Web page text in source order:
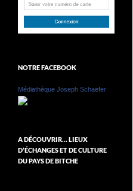
NOTRE FACEBOOK
Médiathèque Joseph Schaefer
A DÉCOUVRIR… LIEUX
D’ÉCHANGES ET DE CULTURE
DU PAYS DE BITCHE